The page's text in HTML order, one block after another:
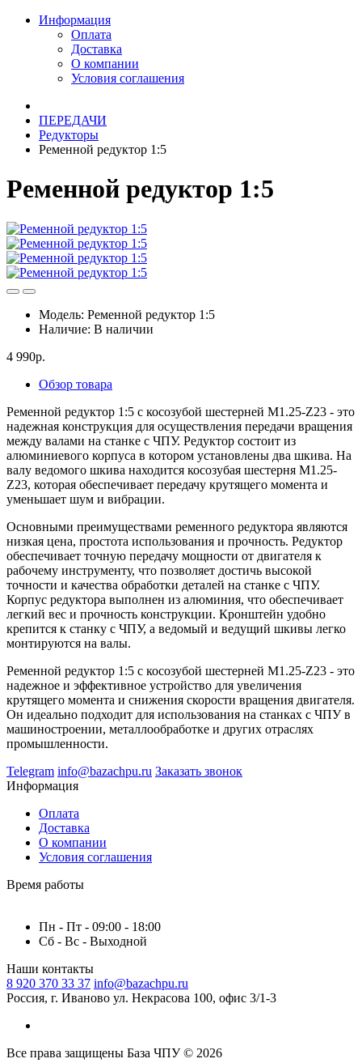
Информация
Оплата
Доставка
О компании
Условия соглашения
ПЕРЕДАЧИ
Редукторы
Ременной редуктор 1:5
Ременной редуктор 1:5
Модель: Ременной редуктор 1:5
Наличие: В наличии
4 990р.
Обзор товара
Ременной редуктор 1:5 с косозубой шестерней M1.25-Z23 - это
надежная конструкция для осуществления передачи вращения
между валами на станке с ЧПУ. Редуктор состоит из
алюминиевого корпуса в котором установлены два шкива. На
валу ведомого шкива находится косозубая шестерня M1.25-
Z23, которая обеспечивает передачу крутящего момента и
уменьшает шум и вибрации.
Основными преимуществами ременного редуктора являются
низкая цена, простота использования и прочность. Редуктор
обеспечивает точную передачу мощности от двигателя к
рабочему инструменту, что позволяет достичь высокой
точности и качества обработки деталей на станке с ЧПУ.
Корпус редуктора выполнен из алюминия, что обеспечивает
легкий вес и прочность конструкции. Кронштейн удобно
крепится к станку с ЧПУ, а ведомый и ведущий шкивы легко
монтируются на валы.
Ременной редуктор 1:5 с косозубой шестерней M1.25-Z23 - это
надежное и эффективное устройство для увеличения
крутящего момента и снижения скорости вращения двигателя.
Он идеально подходит для использования на станках с ЧПУ в
машиностроении, металлообработке и других отраслях
промышленности.
Telegram info@bazachpu.ru Заказать звонок
Информация
Оплата
Доставка
О компании
Условия соглашения
Время работы
Пн - Пт - 09:00 - 18:00
Сб - Вс - Выходной
Наши контакты
8 920 370 33 37 info@bazachpu.ru
Россия, г. Иваново ул. Некрасова 100, офис 3/1-3
Все права защищены База ЧПУ © 2026